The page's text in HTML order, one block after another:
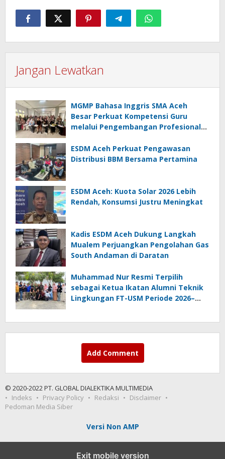
Jangan Lewatkan
MGMP Bahasa Inggris SMA Aceh
Besar Perkuat Kompetensi Guru
melalui Pengembangan Profesional
ESDM Aceh Perkuat Pengawasan
Distribusi BBM Bersama Pertamina
ESDM Aceh: Kuota Solar 2026 Lebih
Rendah, Konsumsi Justru Meningkat
Kadis ESDM Aceh Dukung Langkah
Mualem Perjuangkan Pengolahan Gas
South Andaman di Daratan
Muhammad Nur Resmi Terpilih
sebagai Ketua Ikatan Alumni Teknik
Lingkungan FT-USM Periode 2026–
Add Comment
© 2020-2022 PT. GLOBAL DIALEKTIKA MULTIMEDIA
Indeks
Privacy Policy Redaksi
Disclaimer
Pedoman Media Siber
Versi Non AMP
Exit mobile version